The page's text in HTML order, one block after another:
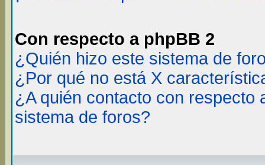
Con respecto a phpBB 2
¿Quién hizo este sistema de
¿Por qué no está X
¿A quién contacto con respecto
sistema de foros?